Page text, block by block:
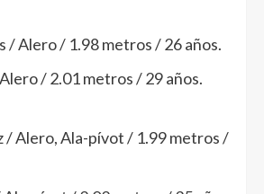
/ Alero / 1.98 metros / 26 años.
/ 2.01 metros / 29 años.
/ Alero, Ala-pívot / 1.99 metros /